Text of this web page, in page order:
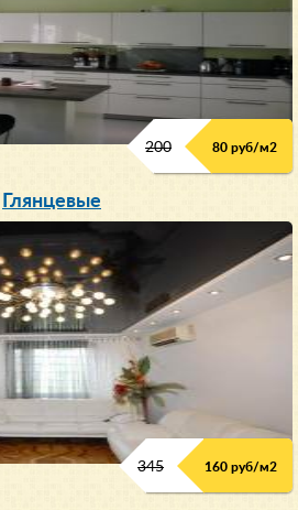
200 80 руб/м2
Глянцевые
345 160 руб/м2